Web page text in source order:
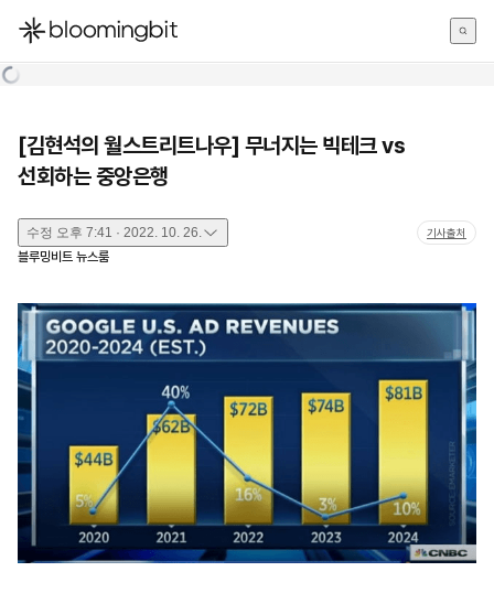
한국어
[김현석의 월스트리트나우] 무너지는 빅테크 vs
선회하는 중앙은행
수정 오후 7:41 · 2022. 10. 26. 기사출처
블루밍비트 뉴스룸